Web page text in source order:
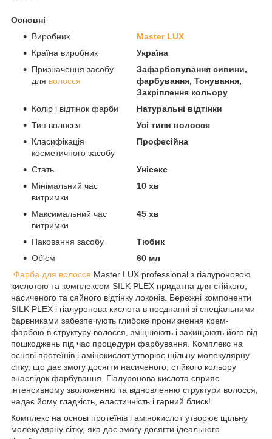
Основні
Виробник
Master LUX
Країна виробник
Україна
Призначення засобу
для волосся
Зафарбовування сивини,
фарбування, Тонування,
Закріплення кольору
Колір і відтінок фарби
Натуральні відтінки
Тип волосся
Усі типи волосся
Класифікація
косметичного засобу
Професійна
Стать
Унісекс
Мінімальний час
витримки
10 хв
Максимальний час
витримки
45 хв
Паковання засобу
Тюбик
Об'єм
60 мл
Фарба для волосся Master LUX professional з гіалуроновою
кислотою та комплексом SILK PLEX придатна для стійкого,
насиченого та сяйного відтінку локонів. Бережні компоненти
SILK PLEX і гіалуронова кислота в поєднанні зі спеціальними
барвниками забезпечують глибоке проникнення крем-
фарбою в структуру волосся, зміцнюють і захищають його від
пошкоджень під час процедури фарбування. Комплекс на
основі протеїнів і амінокислот утворює щільну молекулярну
сітку, що дає змогу досягти насиченого, стійкого кольору
внаслідок фарбування. Гіалуронова кислота сприяє
інтенсивному зволоженню та відновленню структури волосся,
надає йому гладкість, еластичність і гарний блиск!
Комплекс на основі протеїнів і амінокислот утворює щільну
молекулярну сітку, яка дає змогу досягти ідеального